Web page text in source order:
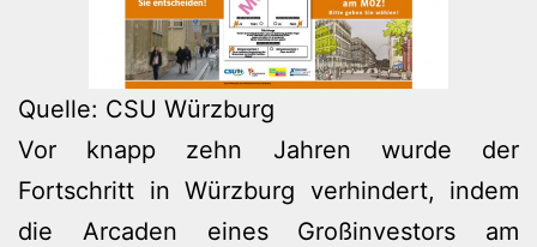
Quelle: CSU Würzburg
Vor knapp zehn Jahren wurde der
Fortschritt in Würzburg verhindert, indem
die Arcaden eines Großinvestors am